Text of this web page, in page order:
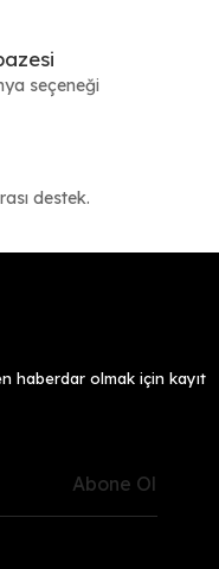
seçeneği
destek.
haberdar olmak için kayıt
Abone Ol